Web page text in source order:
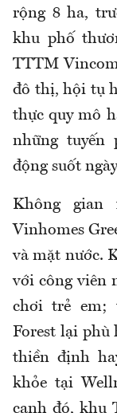
rộng 8 ha,
khu phố
TTTM
đô thị, hội tụ
thực quy mô
những tuyến
động suốt
Không gian
Vinhomes
và mặt nước.
với công viên
chơi trẻ em;
Forest lại phù
thiền định
khỏe tại
cạnh đó, khu